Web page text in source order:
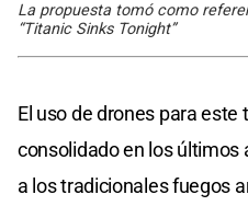
La propuesta tomó como
“Titanic Sinks Tonight”
El uso de drones para
consolidado en los
a los tradicionales fuegos